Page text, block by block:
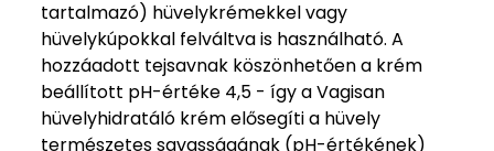
tartalmazó) hüvelykrémekkel vagy
hüvelykúpokkal felváltva is használható. A
hozzáadott tejsavnak köszönhetően a krém
beállított pH-értéke 4,5 - így a Vagisan
hüvelyhidratáló krém elősegíti a hüvely
természetes savasságának (pH-értékének)